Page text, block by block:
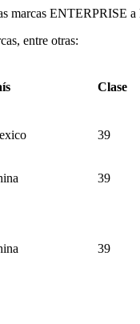
marcas ENTERPRISE
entre otras:
Clase
39
39
39